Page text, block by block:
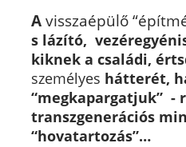
A visszaépülő
s lázító,
kiknek a családi,
személyes hátterét,
“megkapargatjuk” -
transzgenerációs
“hovatartozás”…